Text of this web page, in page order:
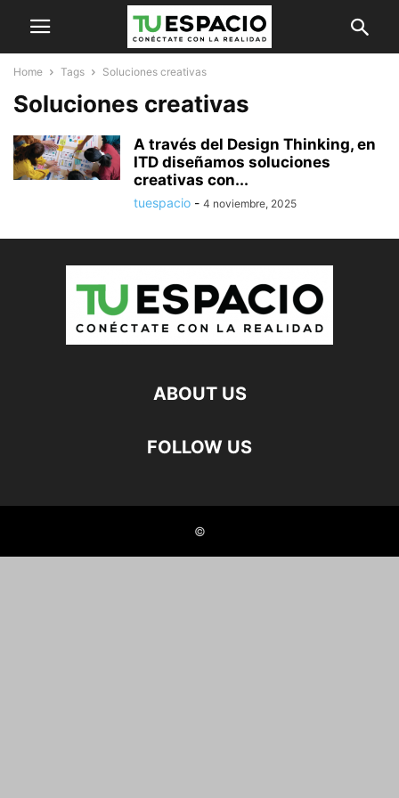
Home Tags Soluciones creativas
Soluciones creativas
A través del Design Thinking, en
ITD diseñamos soluciones
creativas con...
tuespacio - 4 noviembre, 2025
ABOUT US
FOLLOW US
©